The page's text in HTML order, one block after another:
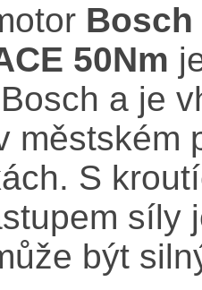
Bosch
50Nm
a je
městském
S
síly
být